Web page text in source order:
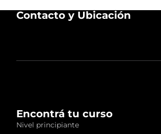
Contacto y Ubicación
Encontrá tu curso
Nivel principiante